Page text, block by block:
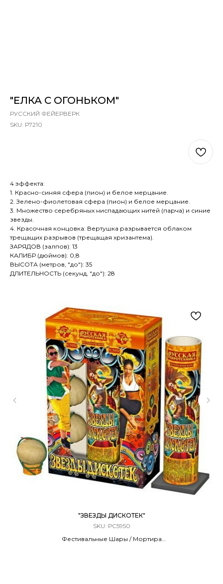
"ЕЛКА С ОГОНЬКОМ"
РУССКИЙ ФЕЙЕРВЕРК
SKU: Р7210
4 эффекта:
1. Красно-синяя сфера (пион) и белое мерцание.
2. Зелено-фиолетовая сфера (пион) и белое мерцание.
3. Множество серебряных ниспадающих нитей (парча) и синие
звезды.
4. Красочная концовка: Вертушка разрывается облаком
трещащих разрывов (трещащая хризантема).
ЗАРЯДОВ (залпов): 13
КАЛИБР (дюймов): 0,8
ВЫСОТА (метров, "до"): 35
ДЛИТЕЛЬНОСТЬ (секунд, "до"): 28
"ЗВЕЗДЫ ДИСКОТЕК"
SKU: РС5950
Фестивальные Шары / Мортира